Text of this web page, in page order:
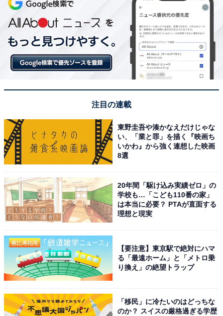
注目の連載
東野圭吾や湊かなえだけじゃな
い、「業と罪」を描く『映画ち
いかわ』から強く連想した映画
8選
20年間「駆け込み実績ゼロ」の
学校も…「こども110番の家」
は本当に必要？ PTAが直面する
理想と現実
【要注意】東京駅で絶対にハマ
る「最遠ホーム」と「メトロ乗
り換え」の絶望トラップ
「移民」に冷たいのはどっちな
のか？ スイスの厳格過ぎる学歴